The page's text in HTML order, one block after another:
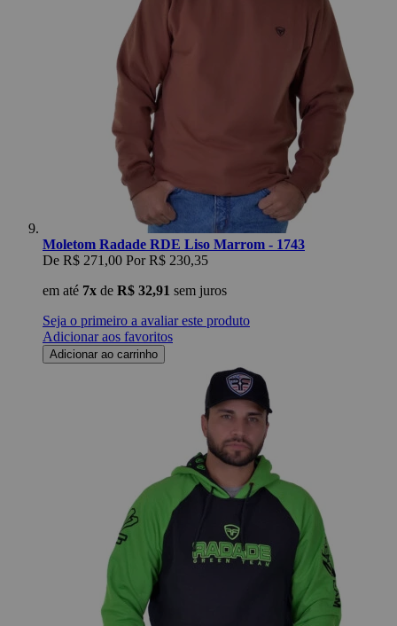
Moletom Radade RDE Liso Marrom - 1743
De R$ 271,00 Por R$ 230,35
em até 7x de R$ 32,91 sem juros
Seja o primeiro a avaliar este produto
Adicionar aos favoritos
Adicionar ao carrinho